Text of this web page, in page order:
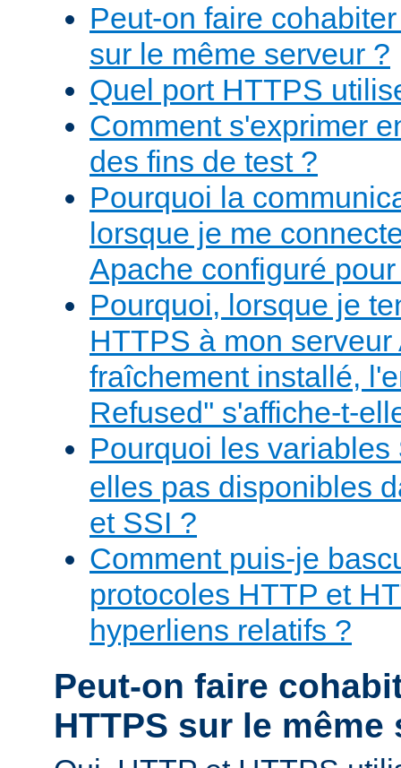
Peut-on faire
sur le même serveur ?
Quel port HTTPS
Comment s'exprimer
des fins de test ?
Pourquoi la
lorsque je me
Apache configuré
Pourquoi, lorsque je
HTTPS à mon
fraîchement installé,
Refused'' s'affiche-t-
Pourquoi les variables
elles pas disponibles
et SSI ?
Comment puis-je
protocoles HTTP et
hyperliens relatifs ?
Peut-on faire
HTTPS sur le même